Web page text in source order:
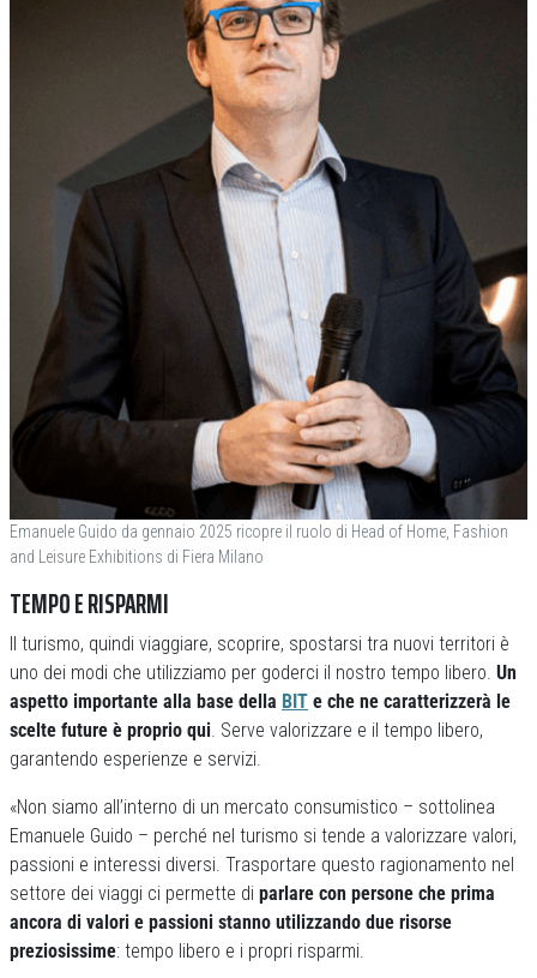
Emanuele Guido da gennaio 2025 ricopre il ruolo di Head of Home, Fashion
and Leisure Exhibitions di Fiera Milano
TEMPO E RISPARMI
Il turismo, quindi viaggiare, scoprire, spostarsi tra nuovi territori è
uno dei modi che utilizziamo per goderci il nostro tempo libero. Un
aspetto importante alla base della BIT e che ne caratterizzerà le
scelte future è proprio qui. Serve valorizzare e il tempo libero,
garantendo esperienze e servizi.
«Non siamo all’interno di un mercato consumistico – sottolinea
Emanuele Guido – perché nel turismo si tende a valorizzare valori,
passioni e interessi diversi. Trasportare questo ragionamento nel
settore dei viaggi ci permette di parlare con persone che prima
ancora di valori e passioni stanno utilizzando due risorse
preziosissime: tempo libero e i propri risparmi.